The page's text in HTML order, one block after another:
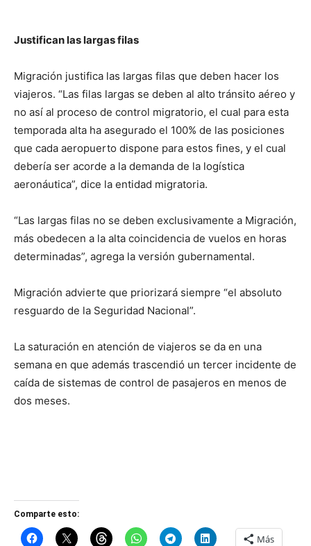
Justifican las largas filas
Migración justifica las largas filas que deben hacer los
viajeros. “Las filas largas se deben al alto tránsito aéreo y
no así al proceso de control migratorio, el cual para esta
temporada alta ha asegurado el 100% de las posiciones
que cada aeropuerto dispone para estos fines, y el cual
debería ser acorde a la demanda de la logística
aeronáutica”, dice la entidad migratoria.
“Las largas filas no se deben exclusivamente a Migración,
más obedecen a la alta coincidencia de vuelos en horas
determinadas”, agrega la versión gubernamental.
Migración advierte que priorizará siempre “el absoluto
resguardo de la Seguridad Nacional”.
La saturación en atención de viajeros se da en una
semana en que además trascendió un tercer incidente de
caída de sistemas de control de pasajeros en menos de
dos meses.
Comparte esto:
Más